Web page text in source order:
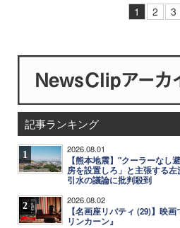
1 2 3
記事ランキング
1 2026.08.01
【熊本地震】"クーラーなし
房を設置しろ」と主張する
引水の議論に批判殺到
2 2026.08.02
【名画座リバティ (29)】映
リンカーン』